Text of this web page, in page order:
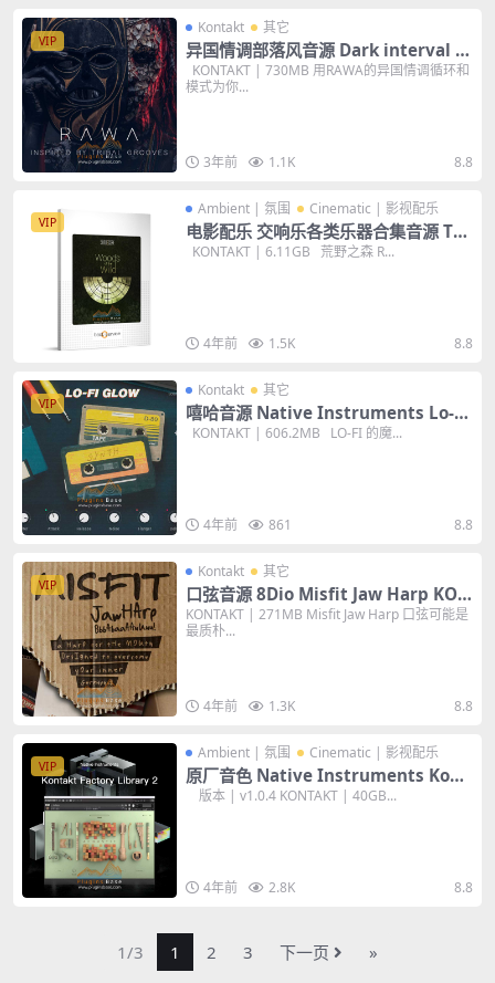
VIP
Kontakt 其它
异国情调部落风音源 Dark interval R
AWA for KONTAKT 音色
KONTAKT | 730MB 用RAWA的异国情调循环和
模式为你...
3年前 1.1K 8.8
VIP
Ambient | 氛围 Cinematic | 影视配乐
电影配乐 交响乐各类乐器合集音源 TO
Woods Of The Wild KONTAKT 音色
KONTAKT | 6.11GB 荒野之森 R...
4年前 1.5K 8.8
VIP
Kontakt 其它
嘻哈音源 Native Instruments Lo-Fi
Glow v1.1.1 KONTAKT 音色
KONTAKT | 606.2MB LO-FI 的魔...
4年前 861 8.8
VIP
Kontakt 其它
口弦音源 8Dio Misfit Jaw Harp KON
TAKT 颚式竖琴类音色
KONTAKT | 271MB Misfit Jaw Harp 口弦可能是
最质朴...
4年前 1.3K 8.8
VIP
Ambient | 氛围 Cinematic | 影视配乐
原厂音色 Native Instruments Kont
akt Factory Library 2 v1.0.4 [KONT
版本 | v1.0.4 KONTAKT | 40GB...
4年前 2.8K 8.8
1/3 1 2 3 下一页 »